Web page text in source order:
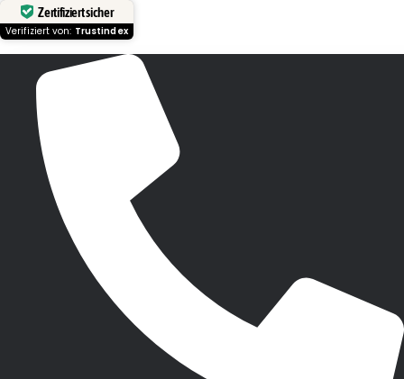
Zertifiziert sicher
Verifiziert von: Trustindex